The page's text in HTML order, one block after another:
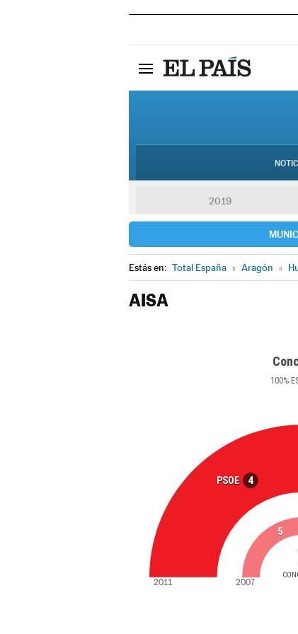
2019
Estás en: Total España » Aragón »
AISA
100%
PSOE 4
5
2011 2007